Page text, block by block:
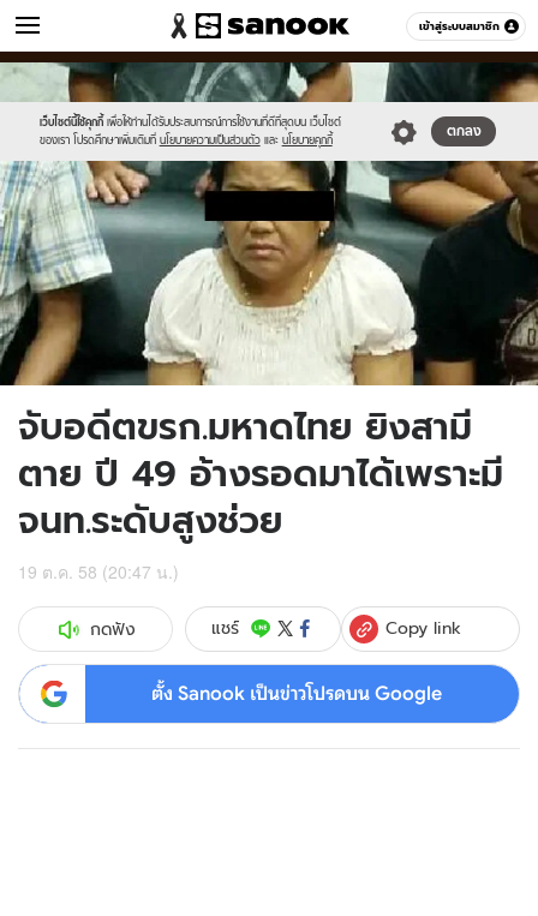
เข้าสู่ระบบสมาชิก
ข่าว หมวดอื่นๆ
เว็บไซต์นี้ใช้คุกกี้ เพื่อให้ท่านได้รับประสบการณ์การใช้งานที่ดีที่สุดบน เว็บไซต์
ของเรา โปรดศึกษาเพิ่มเติมที่ นโยบายความเป็นส่วนตัว และ นโยบายคุกกี้
ตกลง
Sanook
//s.isanook.com/sr/0/images/logo-
new-
sanook.png
600
60
//s.isanook.com/ns/0/ud/377/1885198/dewsefd.jpg
จับอดีตขรก.มหาดไทย ยิงสามี
ตาย ปี 49 อ้างรอดมาได้เพราะมี
จนท.ระดับสูงช่วย
19 ต.ค. 58 (20:47 น.)
กดฟัง แชร์ Copy link
ตั้ง Sanook เป็นข่าวโปรดบน Google